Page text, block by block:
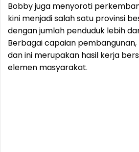
Bobby juga menyoroti
kini menjadi salah satu provinsi
dengan jumlah penduduk lebih
Berbagai capaian
dan ini merupakan hasil kerja
elemen masyarakat.